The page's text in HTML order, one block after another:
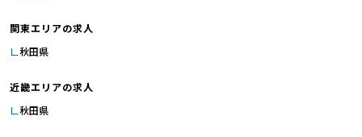
関東エリアの求人
秋田県
近畿エリアの求人
秋田県